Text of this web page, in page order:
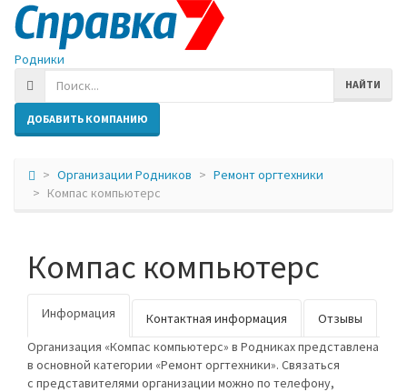
Родники
НАЙТИ
ДОБАВИТЬ КОМПАНИЮ
Организации Родников
Ремонт оргтехники
Компас компьютерс
Компас компьютерс
Информация Контактная информация
Отзывы
Организация «Компас компьютерс» в Родниках представлена
в основной категории «Ремонт оргтехники». Связаться
с представителями организации можно по телефону,